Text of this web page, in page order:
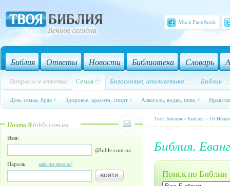
Мы в FaceBook
Библия Ответы Новости Библиотека Словарь
Вопросы и ответы: Семья Богословие, апологетика Библия
Дом, семья, брак Здоровье, красота, спорт Алкоголь, водка, пиво
Почта@bible.com.ua
Имя:
@bible.com.ua
Пароль: забыли пароль?
Твоя Библия » Библия » От
Библия,
Поиск по Библии